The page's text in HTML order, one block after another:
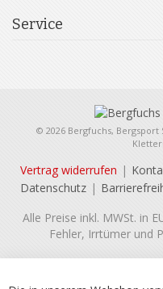
Service
© 2026 Bergfuchs,
Vertrag widerrufen
Datenschutz
Alle Preise inkl. MWSt. in
Fehler, Irrtümer und